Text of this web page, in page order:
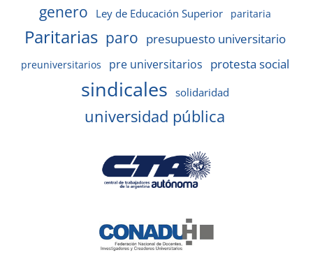
genero Ley de Educación Superior paritaria
Paritarias paro presupuesto universitario
preuniversitarios pre universitarios protesta social
sindicales solidaridad
universidad pública